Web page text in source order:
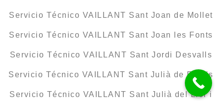
Servicio Técnico VAILLANT Sant Joan de Mollet
Servicio Técnico VAILLANT Sant Joan les Fonts
Servicio Técnico VAILLANT Sant Jordi Desvalls
Servicio Técnico VAILLANT Sant Julià de Ramis
Servicio Técnico VAILLANT Sant Julià del Llor i